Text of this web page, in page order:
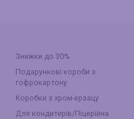
Знижки до 30%
Подарункові короби з
гофрокартону
Коробки з хром-ерзацу
Для кондитерів/Піцерійна